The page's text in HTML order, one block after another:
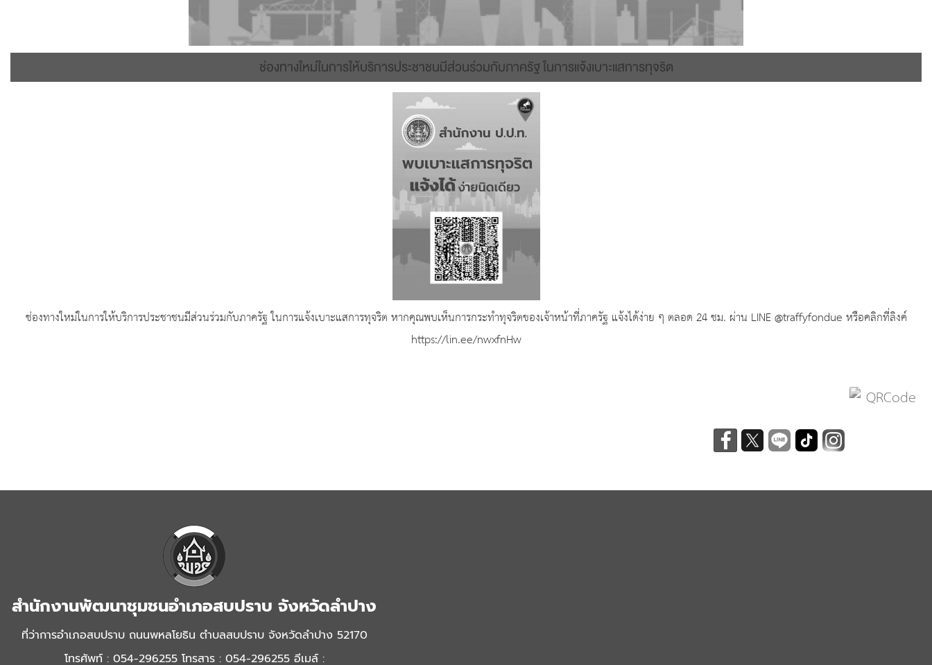
ช่องทางใหม่ในการให้บริการประชาชนมีส่วนร่วมกับภาครัฐ ในการแจ้งเบาะแสการทุจริต
ช่องทางใหม่ในการให้บริการประชาชนมีส่วนร่วมกับภาครัฐ ในการแจ้งเบาะแสการทุจริต หากคุณพบเห็นการกระทำทุจริตของเจ้าหน้าที่ภาครัฐ แจ้งได้ง่าย ๆ ตลอด 24 ชม. ผ่าน LINE @traffyfondue หรือคลิกที่ลิงค์
https://lin.ee/nwxfnHw
สำนักงานพัฒนาชุมชนอำเภอสบปราบ จังหวัดลำปาง
ที่ว่าการอำเภอสบปราบ ถนนพหลโยธิน ตำบลสบปราบ จังหวัดลำปาง 52170
โทรศัพท์ : 054-296255 โทรสาร : 054-296255 อีเมล์ :